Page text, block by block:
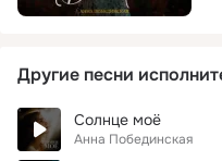
Другие песни
Солнце моё
Анна Побединская